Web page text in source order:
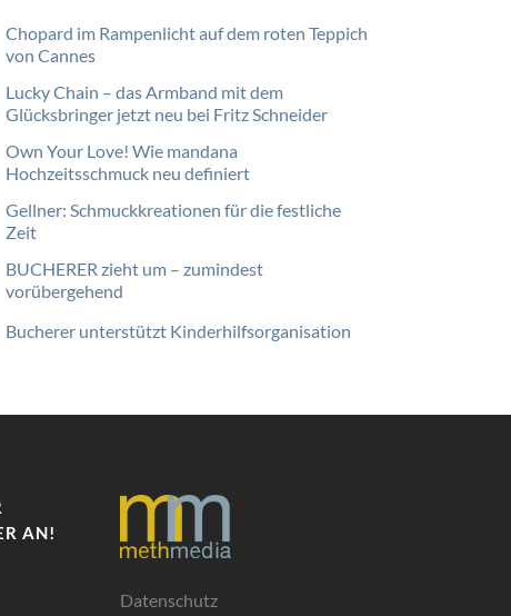
Chopard im Rampenlicht auf dem roten Teppich
von Cannes
Lucky Chain – das Armband mit dem
Glücksbringer jetzt neu bei Fritz Schneider
Own Your Love! Wie mandana
Hochzeitsschmuck neu definiert
Gellner: Schmuckkreationen für die festliche
Zeit
BUCHERER zieht um – zumindest
vorübergehend
Bucherer unterstützt Kinderhilfsorganisation
AN!
Datenschutz